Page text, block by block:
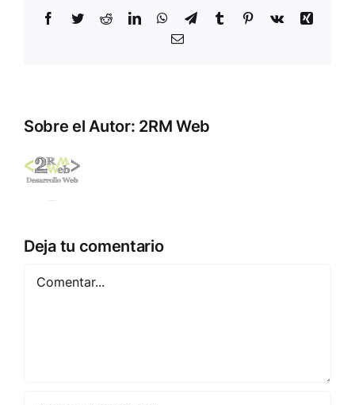
Facebook
TwitterRedditLinkedInWhatsApp
TelegramTumblr Pinterest
Vk
Xing
Correo
Sobre el Autor: 2RM Web
Deja tu comentario
Comentar